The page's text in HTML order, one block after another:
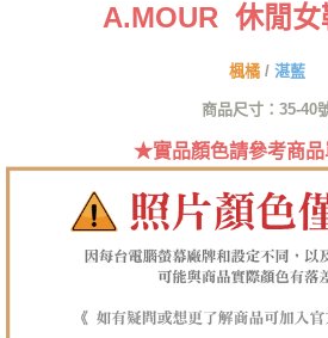
１．簡單：不需註冊會員、不需綁卡、不需儲
２．便利：只要手機號碼，簡訊認證，即可結帳
【「AFTEE先享後付」結帳流程】
１．於結帳方式選擇「AFTEE先享後付」後，
結帳頁面，進行簡訊認證並確認金額後，即可
２．訂單成立數日內，您將收到繳費通知簡訊。
ATM／網路銀行／等多元方式進行付款，方視
※ 請注意：結帳手續完成當下不需立刻繳費，
購買商品的店家。未經商家同意取消之訂單仍
是否繳費成功／繳費後需取消欲退款等相關疑
每筆NT$60，滿NT$1,380(含以上)免運費
每筆NT$60，滿NT$1,380(含以上)免運費
7-11取貨付款
每筆NT$60，滿NT$1,380(含以上)免運費
每筆NT$60，滿NT$1,380(含以上)免運費
A.MOUR 休閒女
楓橘 / 湛藍
商品尺寸：35-40
★實品顏色請參考商